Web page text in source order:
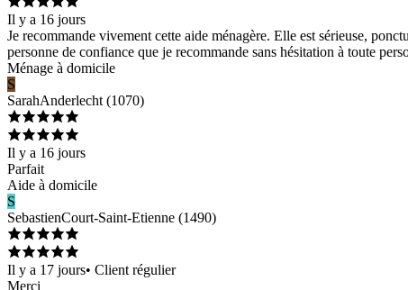
Il y a 16 jours
Je recommande vivement cette aide ménagère. Elle est sérieuse,
personne de confiance que je recommande sans hésitation à toute
Ménage à domicile
S
SarahAnderlecht (1070)
Il y a 16 jours
Parfait
Aide à domicile
S
SebastienCourt-Saint-Etienne (1490)
Il y a 17 jours• Client régulier
Merci